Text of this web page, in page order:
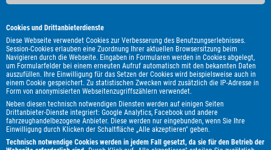
Cookies und Drittanbieterdienste
Diese Webseite verwendet Cookies zur Verbesserung des Benutzungserlebnisses.
Session-Cookies erlauben eine Zuordnung Ihrer aktuellen Browsersitzung beim
Navigieren durch die Webseite. Eingaben in Formularen werden in Cookies abgelegt,
um Formularfelder bei einem erneuten Aufruf automatisch mit den bekannten Daten
auszufüllen. Ihre Einwilligung für das Setzen der Cookies wird beispielsweise auch in
einem Cookie gespeichert. Zu statistischen Zwecken wird zusätzlich die IP-Adresse in
Form von anonymisierten Webseitenzugriffszählern verwendet.
Neben diesen technisch notwendigen Diensten werden auf einigen Seiten
Drittanbieter-Dienste integriert: Google Analytics, Facebook und andere
fahrzeughandelbezogene Anbieter. Diese werden nur eingebunden, wenn Sie Ihre
Einwilligung durch Klicken der Schaltfläche „Alle akzeptieren" geben.
Technisch notwendige Cookies werden in jedem Fall gesetzt, da sie für den Betrieb der
Bentley
Borgward Bürstner
Chausson
Chevrolet Citroën Corvette Cupra
DAF
DFSK
DS Automobiles Dacia Dodge Etrusco
Fiat
Ford
GWM Genesis Honda Hyundai Itineo
Iveco
Jaguar
Jeep KGM Kia Knaus Lada
Land Rover
Leapmotor
Lexus MAN MF MG MINI
Malibu
Maserati
Maxus Mazda Mercedes-Benz
Mitsubishi
Mooveo
Nissan Opel Peugeot Plymouth
Porsche
Pössl Renault Royal Alloy Seat Skoda